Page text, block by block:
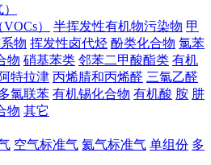
）
半挥发性有机物污染物 甲
物 挥发性卤代烃 酚类化合物 氯苯
物 硝基苯类 邻苯二甲酸酯类 有机
阿特拉津 丙烯腈和丙烯醛 三氯乙醛
氯联苯 有机锡化合物 有机酸 胺 肼
物 其它
空气标准气 氦气标准气 单组份 多